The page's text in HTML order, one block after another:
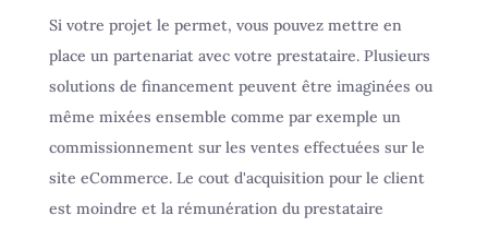
Si votre projet le permet, vous pouvez mettre en
place un partenariat avec votre prestataire. Plusieurs
solutions de financement peuvent être imaginées ou
même mixées ensemble comme par exemple un
commissionnement sur les ventes effectuées sur le
site eCommerce. Le cout d'acquisition pour le client
est moindre et la rémunération du prestataire